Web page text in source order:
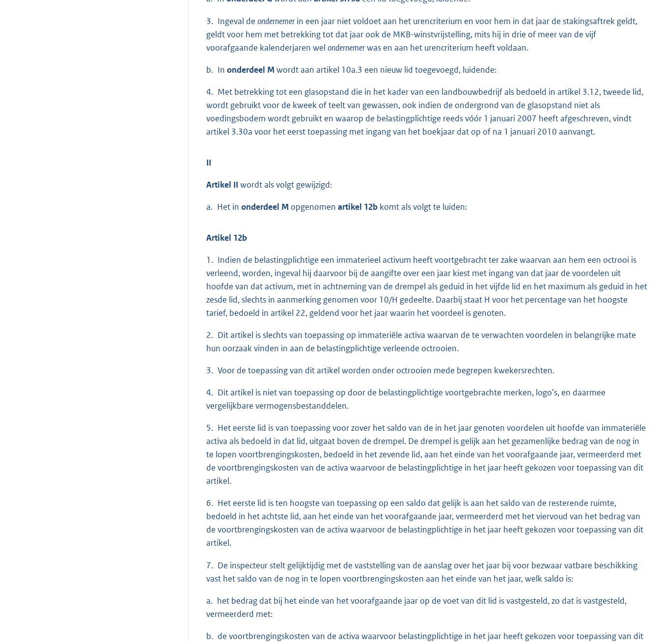
3. Ingeval de ondernemerin een jaar niet voldoet aan het urencriterium en voor hem in dat jaar de stakingsaftrek geldt,
geldt voor hem met betrekking tot dat jaar ook de MKB-winstvrijstelling, mits hij in drie of meer van de vijf
voorafgaande kalenderjaren wel ondernemerwas en aan het urencriterium heeft voldaan.
b. In onderdeel M wordt aan artikel 10a.3 een nieuw lid toegevoegd, luidende:
4. Met betrekking tot een glasopstand die in het kader van een landbouwbedrijf als bedoeld in artikel 3.12, tweede lid,
wordt gebruikt voor de kweek of teelt van gewassen, ook indien de ondergrond van de glasopstand niet als
voedingsbodem wordt gebruikt en waarop de belastingplichtige reeds vóór 1 januari 2007 heeft afgeschreven, vindt
artikel 3.30a voor het eerst toepassing met ingang van het boekjaar dat op of na 1 januari 2010 aanvangt.
II
Artikel II wordt als volgt gewijzigd:
a. Het in onderdeel M opgenomen artikel 12b komt als volgt te luiden:
Artikel 12b
1. Indien de belastingplichtige een immaterieel activum heeft voortgebracht ter zake waarvan aan hem een octrooi is
verleend, worden, ingeval hij daarvoor bij de aangifte over een jaar kiest met ingang van dat jaar de voordelen uit
hoofde van dat activum, met in achtneming van de drempel als geduid in het vijfde lid en het maximum als geduid in het
zesde lid, slechts in aanmerking genomen voor 10/H gedeelte. Daarbij staat H voor het percentage van het hoogste
tarief, bedoeld in artikel 22, geldend voor het jaar waarin het voordeel is genoten.
2. Dit artikel is slechts van toepassing op immateriële activa waarvan de te verwachten voordelen in belangrijke mate
hun oorzaak vinden in aan de belastingplichtige verleende octrooien.
3. Voor de toepassing van dit artikel worden onder octrooien mede begrepen kwekersrechten.
4. Dit artikel is niet van toepassing op door de belastingplichtige voortgebrachte merken, logo’s, en daarmee
vergelijkbare vermogensbestanddelen.
5. Het eerste lid is van toepassing voor zover het saldo van de in het jaar genoten voordelen uit hoofde van immateriële
activa als bedoeld in dat lid, uitgaat boven de drempel. De drempel is gelijk aan het gezamenlijke bedrag van de nog in
te lopen voortbrengingskosten, bedoeld in het zevende lid, aan het einde van het voorafgaande jaar, vermeerderd met
de voortbrengingskosten van de activa waarvoor de belastingplichtige in het jaar heeft gekozen voor toepassing van dit
artikel.
6. Het eerste lid is ten hoogste van toepassing op een saldo dat gelijk is aan het saldo van de resterende ruimte,
bedoeld in het achtste lid, aan het einde van het voorafgaande jaar, vermeerderd met het viervoud van het bedrag van
de voortbrengingskosten van de activa waarvoor de belastingplichtige in het jaar heeft gekozen voor toepassing van dit
artikel.
7. De inspecteur stelt gelijktijdig met de vaststelling van de aanslag over het jaar bij voor bezwaar vatbare beschikking
vast het saldo van de nog in te lopen voortbrengingskosten aan het einde van het jaar, welk saldo is:
a. het bedrag dat bij het einde van het voorafgaande jaar op de voet van dit lid is vastgesteld, zo dat is vastgesteld,
vermeerderd met:
b. de voortbrengingskosten van de activa waarvoor belastingplichtige in het jaar heeft gekozen voor toepassing van dit